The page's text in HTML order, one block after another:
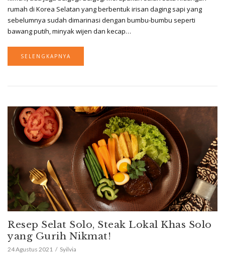
rumah di Korea Selatan yang berbentuk irisan daging sapi yang
sebelumnya sudah dimarinasi dengan bumbu-bumbu seperti
bawang putih, minyak wijen dan kecap…
SELENGKAPNYA
Resep Selat Solo, Steak Lokal Khas Solo
yang Gurih Nikmat!
24 Agustus 2021 Syilvia